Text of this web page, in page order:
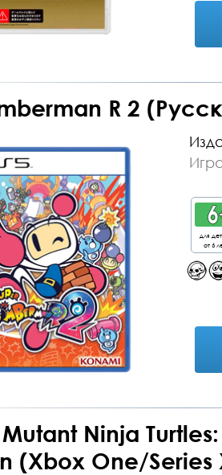
R 2
для
от 6
Ninja
(Xbox One/Series